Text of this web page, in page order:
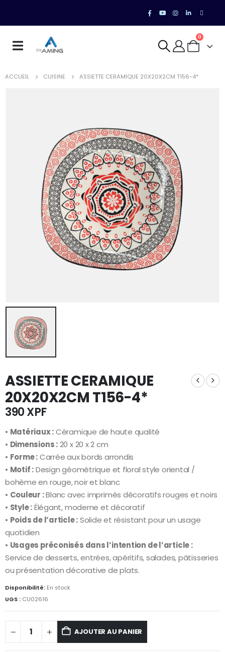
0
ACCUEIL CUISINE ASSIETTE CERAMIQUE 20X20X2CM T156-4*
ASSIETTE CERAMIQUE
20X20X2CM T156-4*
390XPF
• Matériaux :Céramique de haute qualité
• Dimensions :20 x 20 x 2 cm
• Forme :Carrée aux bords arrondis
• Motif :Design géométrique et floral style oriental /
bohème en rouge, noir et blanc
• Couleur :Blanc avec imprimés décoratifs rouges et noirs
• Style :Élégant, moderne et décoratif
• Poids de l’article :Solide et résistant pour un usage
quotidien
• Usages préconisés dans l’intention de l’article :
Service de desserts, entrées, apéritifs, salades, pâtisseries
ou présentation décorative de plats.
Disponibilité: En stock
UGS : CU02616
AJOUTER AU PANIER